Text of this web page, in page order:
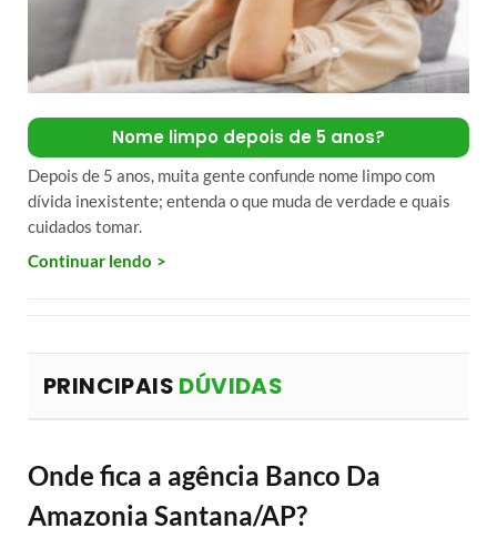
Nome limpo depois de 5 anos?
Depois de 5 anos, muita gente confunde nome limpo com
dívida inexistente; entenda o que muda de verdade e quais
cuidados tomar.
Continuar lendo
PRINCIPAIS DÚVIDAS
Onde fica a agência Banco Da
Amazonia Santana/AP?